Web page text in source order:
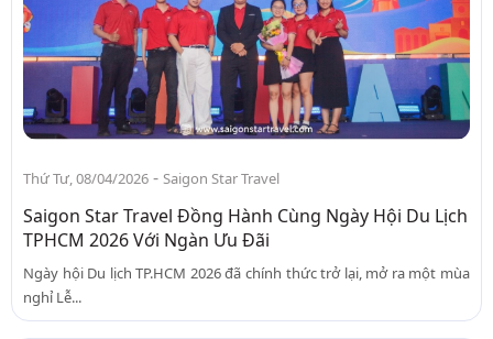
Thứ Tư, 08/04/2026 - Saigon Star Travel
Saigon Star Travel Đồng Hành Cùng Ngày Hội Du Lịch
TPHCM 2026 Với Ngàn Ưu Đãi
Ngày hội Du lịch TP.HCM 2026 đã chính thức trở lại, mở ra một mùa
nghỉ Lễ...